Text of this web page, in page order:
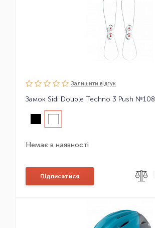
Залишити вiдгук
Замок Sidi Double Techno 3 Push №108
Немає в наявності
Підписатися